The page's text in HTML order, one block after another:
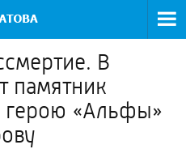
В
памятник
герою «Альфы»